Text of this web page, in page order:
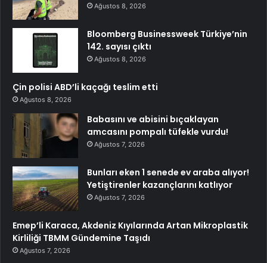
Ağustos 8, 2026
Bloomberg Businessweek Türkiye’nin
142. sayısı çıktı
Ağustos 8, 2026
Çin polisi ABD’li kaçağı teslim etti
Ağustos 8, 2026
Babasını ve abisini bıçaklayan
amcasını pompalı tüfekle vurdu!
Ağustos 7, 2026
Bunları eken 1 senede ev araba alıyor!
Yetiştirenler kazançlarını katlıyor
Ağustos 7, 2026
Emep’li Karaca, Akdeniz Kıyılarında Artan Mikroplastik
Kirliliği TBMM Gündemine Taşıdı
Ağustos 7, 2026